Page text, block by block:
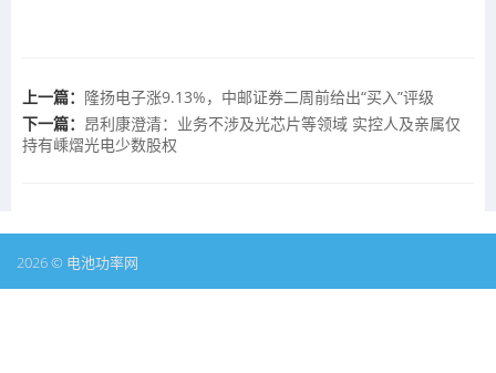
上一篇： 隆扬电子涨9.13%，中邮证券二周前给出“买入”评级
下一篇： 昂利康澄清：业务不涉及光芯片等领域 实控人及亲属仅
持有嵊熠光电少数股权
2026 © 电池功率网